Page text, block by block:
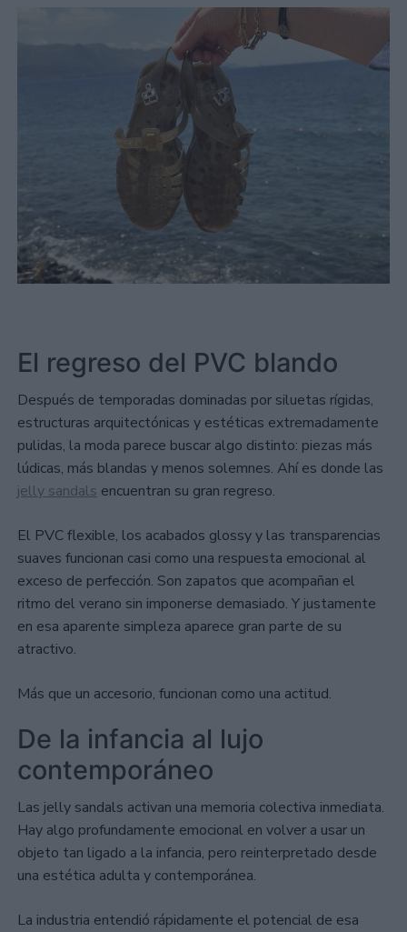
El regreso del PVC blando
Después de temporadas dominadas por siluetas rígidas,
estructuras arquitectónicas y estéticas extremadamente
pulidas, la moda parece buscar algo distinto: piezas más
lúdicas, más blandas y menos solemnes. Ahí es donde las
jelly sandals encuentran su gran regreso.
El PVC flexible, los acabados glossy y las transparencias
suaves funcionan casi como una respuesta emocional al
exceso de perfección. Son zapatos que acompañan el
ritmo del verano sin imponerse demasiado. Y justamente
en esa aparente simpleza aparece gran parte de su
atractivo.
Más que un accesorio, funcionan como una actitud.
De la infancia al lujo
contemporáneo
Las jelly sandals activan una memoria colectiva inmediata.
Hay algo profundamente emocional en volver a usar un
objeto tan ligado a la infancia, pero reinterpretado desde
una estética adulta y contemporánea.
La industria entendió rápidamente el potencial de esa